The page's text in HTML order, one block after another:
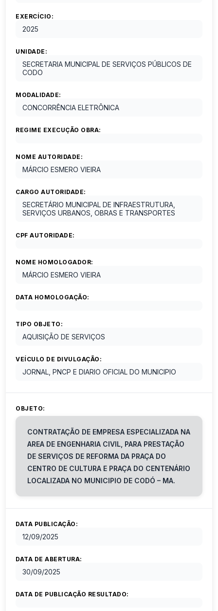
EXERCÍCIO:
2025
UNIDADE:
SECRETARIA MUNICIPAL DE SERVIÇOS PÚBLICOS DE
CODO
MODALIDADE:
CONCORRÊNCIA ELETRÔNICA
REGIME EXECUÇÃO OBRA:
NOME AUTORIDADE:
MÁRCIO ESMERO VIEIRA
CARGO AUTORIDADE:
SECRETÁRIO MUNICIPAL DE INFRAESTRUTURA,
SERVIÇOS URBANOS, OBRAS E TRANSPORTES
CPF AUTORIDADE:
NOME HOMOLOGADOR:
MÁRCIO ESMERO VIEIRA
DATA HOMOLOGAÇÃO:
TIPO OBJETO:
AQUISIÇÃO DE SERVIÇOS
VEÍCULO DE DIVULGAÇÃO:
JORNAL, PNCP E DIARIO OFICIAL DO MUNICIPIO
OBJETO:
CONTRATAÇÃO DE EMPRESA ESPECIALIZADA NA
AREA DE ENGENHARIA CIVIL, PARA PRESTAÇÃO
DE SERVIÇOS DE REFORMA DA PRAÇA DO
CENTRO DE CULTURA E PRAÇA DO CENTENÁRIO
LOCALIZADA NO MUNICIPIO DE CODÓ – MA.
DATA PUBLICAÇÃO:
12/09/2025
DATA DE ABERTURA:
30/09/2025
DATA DE PUBLICAÇÃO RESULTADO: